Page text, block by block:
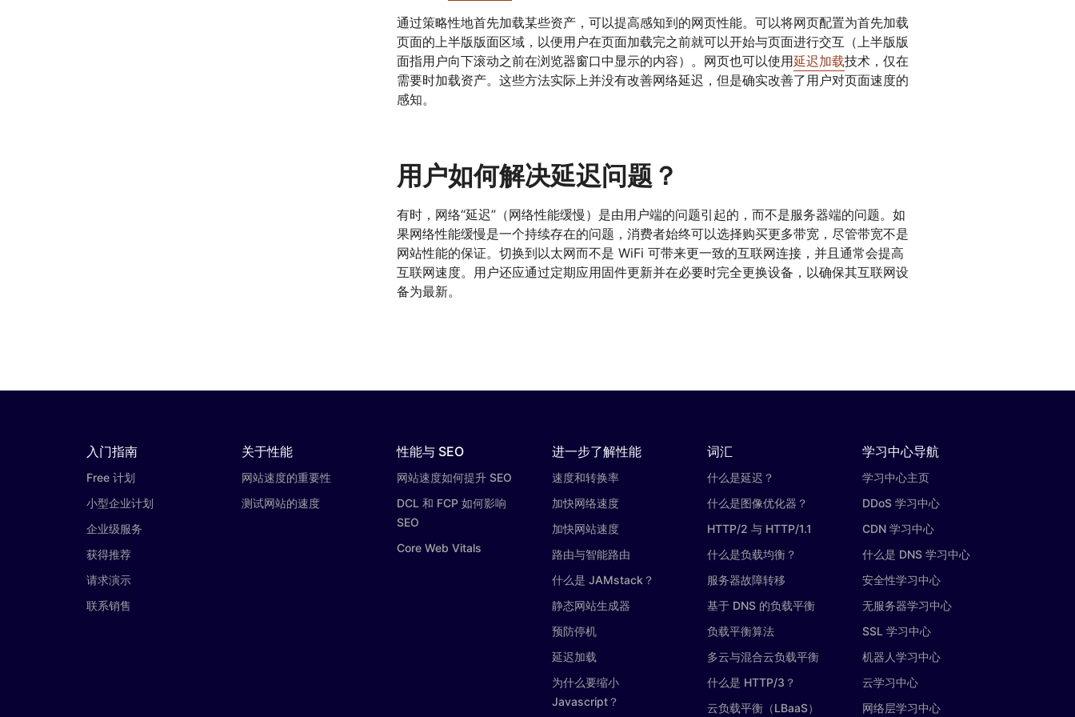
通过策略性地首先加载某些资产，可以提高感知到的网页性能。可以将网页配置为首先加载
页面的上半版版面区域，以便用户在页面加载完之前就可以开始与页面进行交互（上半版版
面指用户向下滚动之前在浏览器窗口中显示的内容）。网页也可以使用延迟加载技术，仅在
需要时加载资产。这些方法实际上并没有改善网络延迟，但是确实改善了用户对页面速度的
感知。
用户如何解决延迟问题？
有时，网络“延迟”（网络性能缓慢）是由用户端的问题引起的，而不是服务器端的问题。如
果网络性能缓慢是一个持续存在的问题，消费者始终可以选择购买更多带宽，尽管带宽不是
网站性能的保证。切换到以太网而不是 WiFi 可带来更一致的互联网连接，并且通常会提高
互联网速度。用户还应通过定期应用固件更新并在必要时完全更换设备，以确保其互联网设
备为最新。
入门指南
Free 计划
小型企业计划
企业级服务
获得推荐
请求演示
联系销售
关于性能
网站速度的重要性
测试网站的速度
性能与 SEO
网站速度如何提升 SEO
DCL 和 FCP 如何影响
SEO
Core Web Vitals
进一步了解性能
速度和转换率
加快网络速度
加快网站速度
路由与智能路由
什么是 JAMstack？
静态网站生成器
预防停机
延迟加载
为什么要缩小
Javascript？
词汇
什么是延迟？
什么是图像优化器？
HTTP/2 与 HTTP/1.1
什么是负载均衡？
服务器故障转移
基于 DNS 的负载平衡
负载平衡算法
多云与混合云负载平衡
什么是 HTTP/3？
云负载平衡（LBaaS）
学习中心导航
学习中心主页
DDoS 学习中心
CDN 学习中心
什么是 DNS 学习中心
安全性学习中心
无服务器学习中心
SSL 学习中心
机器人学习中心
云学习中心
网络层学习中心